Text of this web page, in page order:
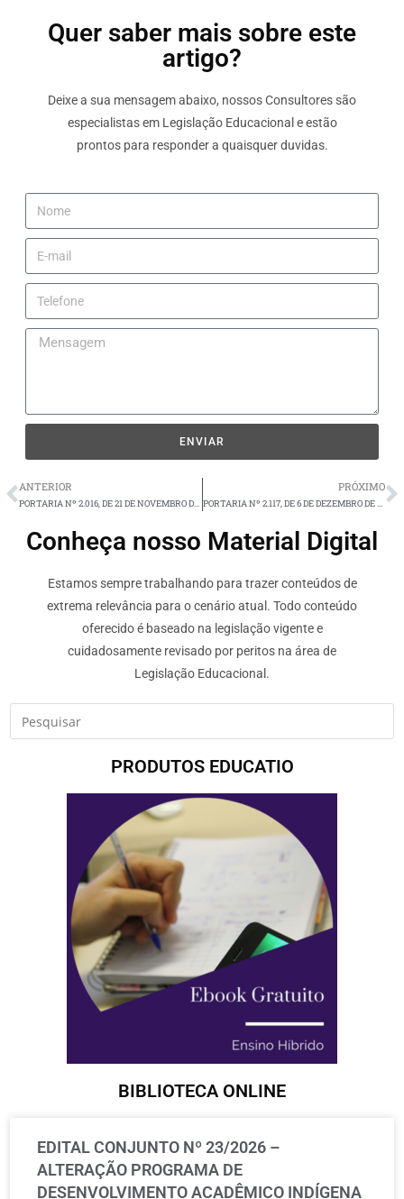
Quer saber mais sobre este
artigo?
Deixe a sua mensagem abaixo, nossos Consultores são
especialistas em Legislação Educacional e estão
prontos para responder a quaisquer duvidas.
ENVIAR
ANTERIOR
PORTARIA Nº 2.016, DE 21 DE NOVEMBRO DE 2019.
PRÓXIMO
PORTARIA Nº 2.117, DE 6 DE DEZEMBRO DE 2019.
Conheça nosso Material Digital
Estamos sempre trabalhando para trazer conteúdos de
extrema relevância para o cenário atual. Todo conteúdo
oferecido é baseado na legislação vigente e
cuidadosamente revisado por peritos na área de
Legislação Educacional.
PRODUTOS EDUCATIO
BIBLIOTECA ONLINE
EDITAL CONJUNTO Nº 23/2026 –
ALTERAÇÃO PROGRAMA DE
DESENVOLVIMENTO ACADÊMICO INDÍGENA